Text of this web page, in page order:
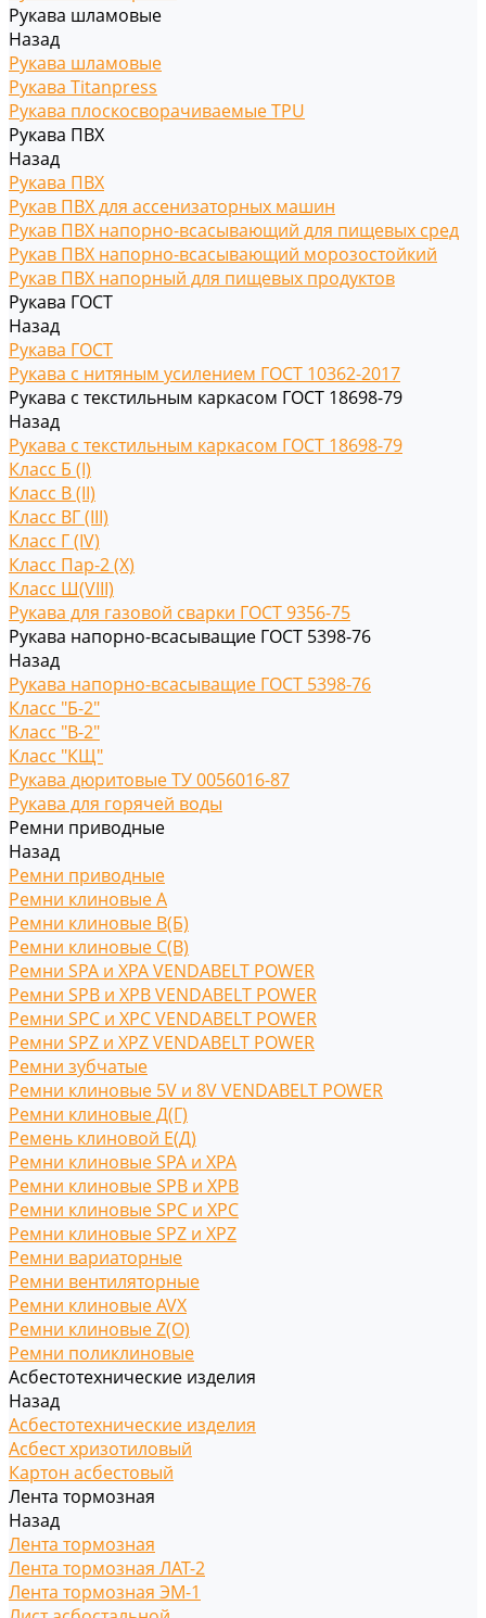
Рукава шламовые
Назад
Рукава шламовые
Рукава Titanpress
Рукава плоскосворачиваемые TPU
Рукава ПВХ
Назад
Рукава ПВХ
Рукав ПВХ для ассенизаторных машин
Рукав ПВХ напорно-всасывающий для пищевых сред
Рукав ПВХ напорно-всасывающий морозостойкий
Рукав ПВХ напорный для пищевых продуктов
Рукава ГОСТ
Назад
Рукава ГОСТ
Рукава с нитяным усилением ГОСТ 10362-2017
Рукава с текстильным каркасом ГОСТ 18698-79
Назад
Рукава с текстильным каркасом ГОСТ 18698-79
Класс Б (I)
Класс В (II)
Класс ВГ (III)
Класс Г (IV)
Класс Пар-2 (X)
Класс Ш(VIII)
Рукава для газовой сварки ГОСТ 9356-75
Рукава напорно-всасыващие ГОСТ 5398-76
Назад
Рукава напорно-всасыващие ГОСТ 5398-76
Класс "Б-2"
Класс "В-2"
Класс "КЩ"
Рукава дюритовые ТУ 0056016-87
Рукава для горячей воды
Ремни приводные
Назад
Ремни приводные
Ремни клиновые A
Ремни клиновые В(Б)
Ремни клиновые С(B)
Ремни SPA и XPA VENDABELT POWER
Ремни SPB и XPB VENDABELT POWER
Ремни SPC и XPC VENDABELT POWER
Ремни SPZ и XPZ VENDABELT POWER
Ремни зубчатые
Ремни клиновые 5V и 8V VENDABELT POWER
Ремни клиновые Д(Г)
Ремень клиновой Е(Д)
Ремни клиновые SPA и XPA
Ремни клиновые SPB и XPB
Ремни клиновые SPC и XPC
Ремни клиновые SPZ и XPZ
Ремни вариаторные
Ремни вентиляторные
Ремни клиновые AVX
Ремни клиновые Z(O)
Ремни поликлиновые
Асбестотехнические изделия
Назад
Асбестотехнические изделия
Асбест хризотиловый
Картон асбестовый
Лента тормозная
Назад
Лента тормозная
Лента тормозная ЛАТ-2
Лента тормозная ЭМ-1